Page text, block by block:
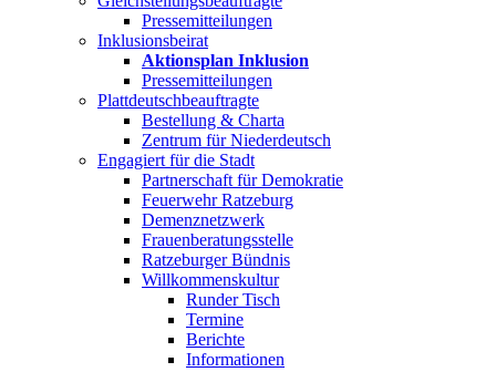
Pressemitteilungen
Inklusionsbeirat
Aktionsplan Inklusion
Pressemitteilungen
Plattdeutschbeauftragte
Bestellung & Charta
Zentrum für Niederdeutsch
Engagiert für die Stadt
Partnerschaft für Demokratie
Feuerwehr Ratzeburg
Demenznetzwerk
Frauenberatungsstelle
Ratzeburger Bündnis
Willkommenskultur
Runder Tisch
Termine
Berichte
Informationen